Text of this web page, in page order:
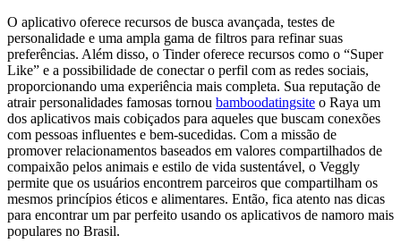
O aplicativo oferece recursos de busca avançada, testes de
personalidade e uma ampla gama de filtros para refinar suas
preferências. Além disso, o Tinder oferece recursos como o “Super
Like” e a possibilidade de conectar o perfil com as redes sociais,
proporcionando uma experiência mais completa. Sua reputação de
atrair personalidades famosas tornou bamboodatingsite o Raya um
dos aplicativos mais cobiçados para aqueles que buscam conexões
com pessoas influentes e bem-sucedidas. Com a missão de
promover relacionamentos baseados em valores compartilhados de
compaixão pelos animais e estilo de vida sustentável, o Veggly
permite que os usuários encontrem parceiros que compartilham os
mesmos princípios éticos e alimentares. Então, fica atento nas dicas
para encontrar um par perfeito usando os aplicativos de namoro mais
populares no Brasil.